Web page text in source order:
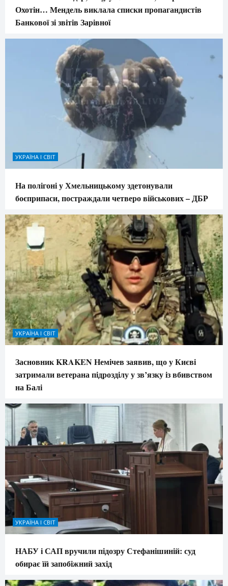
Охотін… Мендель виклала списки пропагандистів
Банкової зі звітів Зарівної
УКРАЇНА І СВІТ
На полігоні у Хмельницькому здетонували
боєприпаси, постраждали четверо військових – ДБР
УКРАЇНА І СВІТ
Засновник KRAKEN Немічев заявив, що у Києві
затримали ветерана підрозділу у зв’язку із вбивством
на Балі
УКРАЇНА І СВІТ
НАБУ і САП вручили підозру Стефанішиній: суд
обирає їй запобіжний захід